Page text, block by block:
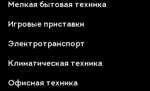
Мелкая бытовая техника
Игровые приставки
Электротранспорт
Климатическая техника
Офисная техника